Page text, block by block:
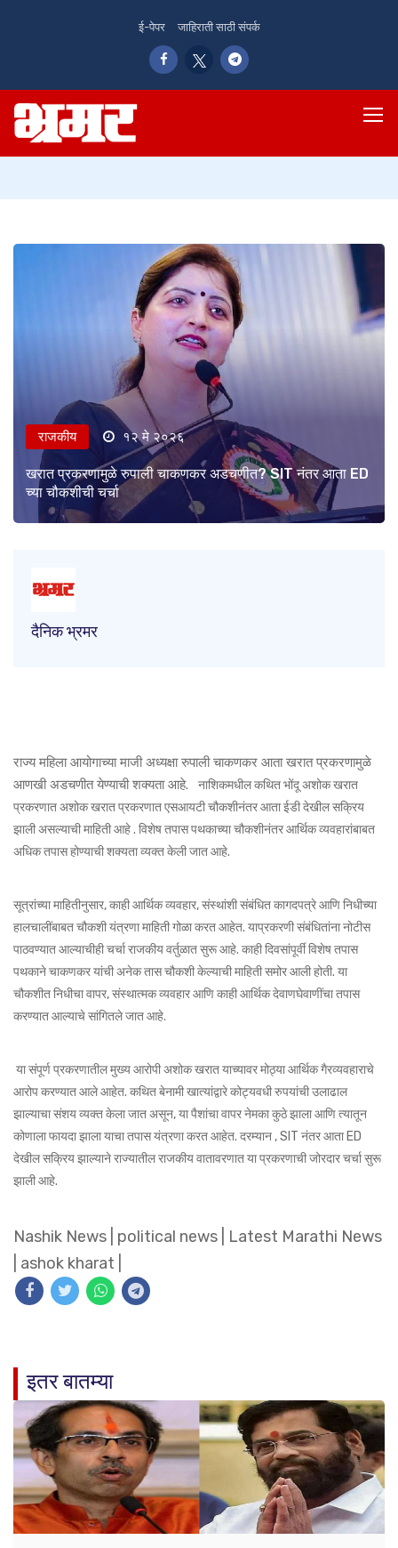
ई-पेपर जाहिराती साठी संपर्क
राजकीय १२ मे २०२६
खरात प्रकरणामुळे रुपाली चाकणकर अडचणीत? SIT नंतर आता ED
च्या चौकशीची चर्चा
दैनिक भ्रमर
राज्य महिला आयोगाच्या माजी अध्यक्षा रुपाली चाकणकर आता खरात प्रकरणामुळे
आणखी अडचणीत येण्याची शक्यता आहे.
नाशिकमधील कथित भोंदू अशोक खरात
प्रकरणातअशोक खरात प्रकरणात एसआयटी चौकशीनंतर आता ईडी देखील सक्रिय
झाली असल्याची माहिती आहे . विशेष तपास पथकाच्या चौकशीनंतर आर्थिक व्यवहारांबाबत
अधिक तपास होण्याची शक्यता व्यक्त केली जात आहे.
सूत्रांच्या माहितीनुसार, काही आर्थिक व्यवहार, संस्थांशी संबंधित कागदपत्रे आणि निधीच्या
हालचालींबाबत चौकशी यंत्रणा माहिती गोळा करत आहेत. याप्रकरणी संबंधितांना नोटीस
पाठवण्यात आल्याचीही चर्चा राजकीय वर्तुळात सुरू आहे. काही दिवसांपूर्वी विशेष तपास
पथकाने चाकणकर यांची अनेक तास चौकशी केल्याची माहिती समोर आली होती. या
चौकशीत निधीचा वापर, संस्थात्मक व्यवहार आणि काही आर्थिक देवाणघेवाणींचा तपास
करण्यात आल्याचे सांगितले जात आहे.
या संपूर्ण प्रकरणातील मुख्य आरोपी अशोक खरात याच्यावर मोठ्या आर्थिक गैरव्यवहाराचे
आरोप करण्यात आले आहेत. कथित बेनामी खात्यांद्वारे कोट्यवधी रुपयांची उलाढाल
झाल्याचा संशय व्यक्त केला जात असून, या पैशांचा वापर नेमका कुठे झाला आणि त्यातून
कोणाला फायदा झाला याचा तपास यंत्रणा करत आहेत. दरम्यान , SIT नंतर आता ED
देखील सक्रिय झाल्याने राज्यातील राजकीय वातावरणात या प्रकरणाची जोरदार चर्चा सुरू
झाली आहे.
Nashik News political news
Latest Marathi News
ashok kharat
इतर बातम्या